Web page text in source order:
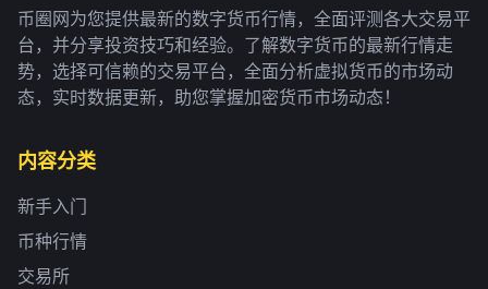
币圈网为您提供最新的数字货币行情，全面评测各大交易平
台，并分享投资技巧和经验。了解数字货币的最新行情走
势，选择可信赖的交易平台，全面分析虚拟货币的市场动
态，实时数据更新，助您掌握加密货币市场动态！
内容分类
新手入门
币种行情
交易所